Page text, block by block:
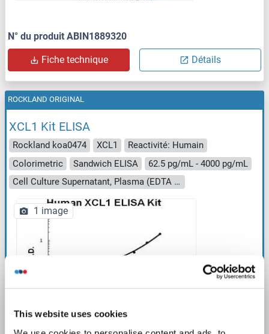
This website uses cookies
N° du produit ABIN1889320
Fiche technique Détails
XCL1 Kit ELISA
Rockland koa0474 XCL1
Reactivité: Humain
Colorimetric
Sandwich ELISA
62.5 pg/mL - 4000 pg/mL
Cell Culture Supernatant, Plasma (EDTA - heparin), Serum
1 image
ROCKLAND ORIGINAL